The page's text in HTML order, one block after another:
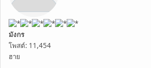
มังกร
โพสต์: 11,454
ฮาย